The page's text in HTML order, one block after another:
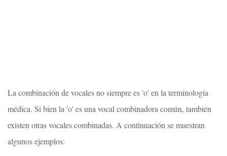
La combinación de vocales no siempre es 'o' en la terminología
médica. Si bien la 'o' es una vocal combinadora común, también
existen otras vocales combinadas. A continuación se muestran
algunos ejemplos: